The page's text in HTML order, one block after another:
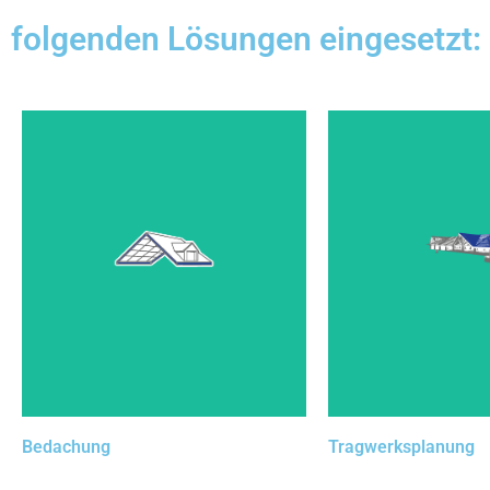
folgenden Lösungen eingesetzt:
Eindeckung, Details zu
Dachprofilen, Zuschnittlisten:
Bedachung
ist, benötigt
Werkzeuge
Tragwerksplanung